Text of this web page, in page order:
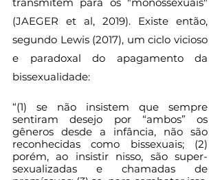
(JAEGER et al, 2019). Existe então,
segundo Lewis (2017), um ciclo vicioso
e paradoxal do apagamento da
bissexualidade:
“(1) se não insistem que sempre
sentiram desejo por “ambos” os
gêneros desde a infância, não são
reconhecidas como bissexuais; (2)
porém, ao insistir nisso, são super-
sexualizadas e chamadas de